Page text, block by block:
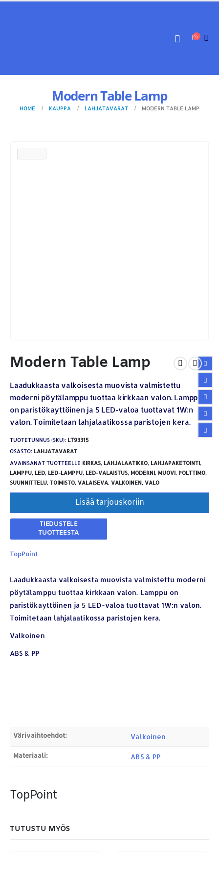
Modern Table Lamp
HOME KAUPPA LAHJATAVARAT MODERN TABLE LAMP
Modern Table Lamp
Laadukkaasta valkoisesta muovista valmistettu
moderni pöytälamppu tuottaa kirkkaan valon. Lamppu
on paristökayttöinen ja 5 LED-valoa tuottavat 1W:n
valon. Toimitetaan lahjalaatikossa paristojen kera.
TUOTETUNNUS (SKU): LT93315
OSASTO: LAHJATAVARAT
AVAINSANAT TUOTTEELLE KIRKAS, LAHJALAATIKKO, LAHJAPAKETOINTI,
LAMPPU, LED, LED-LAMPPU, LED-VALAISTUS, MODERNI, MUOVI, POLTTIMO,
SUUNNITTELU, TOIMISTO, VALAISEVA, VALKOINEN, VALO
Lisää tarjouskoriin
TopPoint
Laadukkaasta valkoisesta muovista valmistettu moderni
pöytälamppu tuottaa kirkkaan valon. Lamppu on
paristökayttöinen ja 5 LED-valoa tuottavat 1W:n valon.
Toimitetaan lahjalaatikossa paristojen kera.
Valkoinen
ABS & PP
Värivaihtoehdot: Valkoinen
Materiaali: ABS & PP
TopPoint
TUTUSTU MYÖS
Osoite: Hikivuorenkatu 14 C 20, 33710 Tampere
Puhelin:
MAKSUTAPAMME: